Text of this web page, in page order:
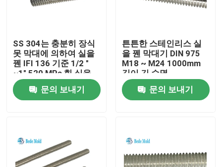
제품
SS 304는 충분히 장식
못 막대에 의하여 실을
꿴 IFI 136 기준 1/2 "
~1" 520 MPa 힘 실을
뀁니다
문의 보내기
튼튼한 스테인리스 실
을 꿴 막대기 DIN 975
M18 ~ M24 1000mm
길이 긴 수명
문의 보내기